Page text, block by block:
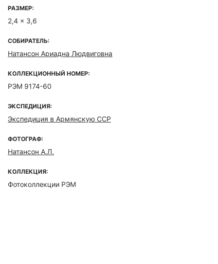
РАЗМЕР:
2,4 x 3,6
СОБИРАТЕЛЬ:
Натансон Ариадна Людвиговна
КОЛЛЕКЦИОННЫЙ НОМЕР:
РЭМ 9174-60
ЭКСПЕДИЦИЯ:
Экспедиция в Армянскую ССР
ФОТОГРАФ:
Натансон А.Л.
КОЛЛЕКЦИЯ:
Фотоколлекции РЭМ